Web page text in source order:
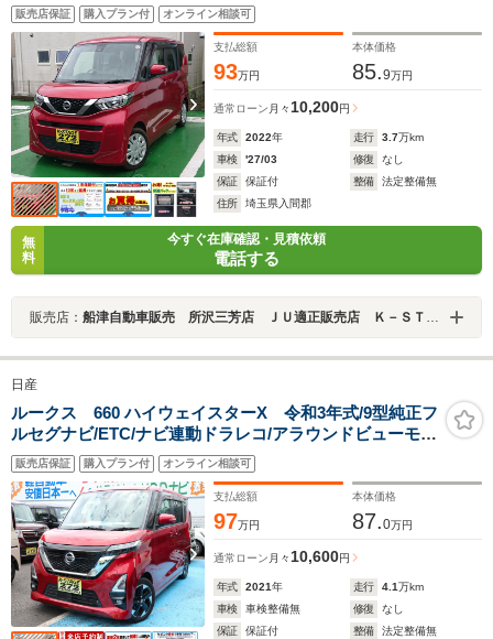
ングファン / コーナーセンサー / プッシュスタート / キー
フリー / 衝突被害軽減ブレーキ / 走行37260km
販売店保証 購入プラン付 オンライン相談可
支払総額
93万円
本体価格
85.9万円
通常ローン 月々10,200円
年式 2022年 走行 3.7万km
車検
'27/03 修復
なし
保証
保証付 整備
法定整備無
住所
埼玉県入間郡
無
料
今すぐ在庫確認・見積依頼
電話する
販売店： 船津自動車販売 所沢三芳店 ＪＵ適正販売店 Ｋ－ＳＴＡＧＥ２７２
日産
ルークス 660 ハイウェイスターX 令和3年式/9型純正フ
ルセグナビ/ETC/ナビ連動ドラレコ/アラウンドビューモニ
ター/両側パワースライドドア/ソナーセンサー/タッチパネ
ルエアコン/キーフリー/サーキュレーター/後席テーブル/
ロールサンシェード
販売店保証 購入プラン付 オンライン相談可
支払総額
97万円
本体価格
87.0万円
通常ローン 月々 10,600円
年式 2021年 走行 4.1万km
車検
車検整備無 修復
なし
保証
保証付 整備
法定整備無